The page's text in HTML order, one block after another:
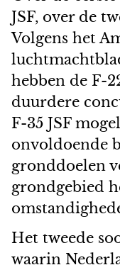
JSF, over de
Volgens het
hebben de F-
duurdere
F-35 JSF
onvoldoende
gronddoelen
grondgebied
Het tweede
waarin